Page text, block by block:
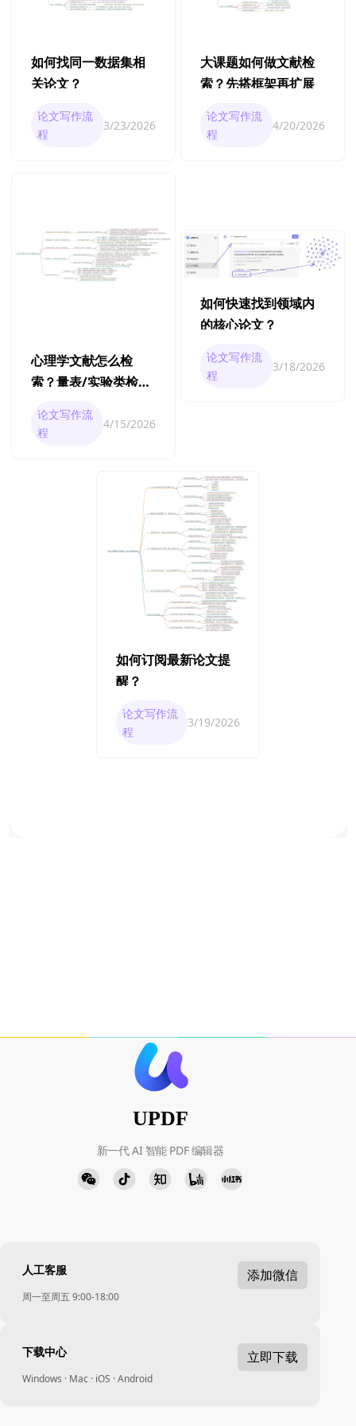
如何找同一数据集相
关论文？
论文写作流
程
3/23/2026
大课题如何做文献检
索？先搭框架再扩展
论文写作流
程
4/20/2026
心理学文献怎么检
索？量表/实验类检索
论文写作流
程
4/15/2026
如何快速找到领域内
的核心论文？
论文写作流
程
3/18/2026
如何订阅最新论文提
醒？
论文写作流
程
3/19/2026
UPDF
新一代 AI 智能 PDF 编辑器
人工客服
周一至周五 9:00-18:00
添加微信
下载中心
Windows · Mac · iOS · Android
立即下载